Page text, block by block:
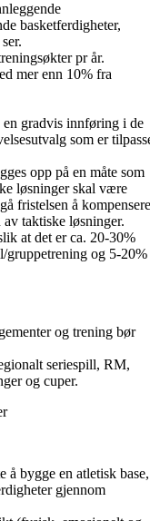
basketferdigheter,
pr år.
mer enn 10% fra
gradvis innføring i de
som er
opp på en måte som
løsninger skal være
fristelsen å kompensere
taktiske løsninger.
at det er ca. 20-30%
og 5-20%
og trening bør
seriespill, RM,
og cuper.
å bygge en atletisk base,
gjennom